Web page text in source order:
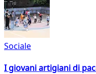
Sociale
I giovani artigiani di